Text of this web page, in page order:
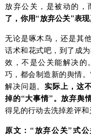
放弃公关，是被动的，
了，你用“放弃公关”表
无论是啄木鸟，还是其
话术和花式吧，到了成
效，不是公关能解决的
巧，都会制造新的舆情
解决问题。实际上，这
掉的“大事情”。放弃舆
得见的行动去洗掉差评和
原文： “放弃公关”式